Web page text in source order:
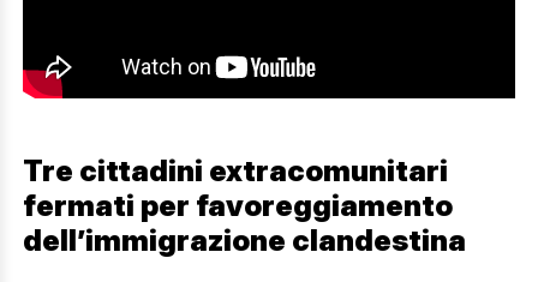
Tre cittadini extracomunitari
fermati per favoreggiamento
dell’immigrazione clandestina